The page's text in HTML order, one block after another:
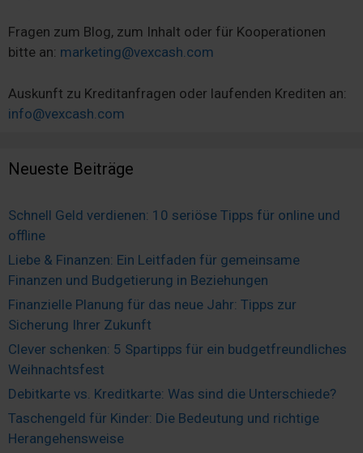
Fragen zum Blog, zum Inhalt oder für Kooperationen
bitte an: marketing@vexcash.com
Auskunft zu Kreditanfragen oder laufenden Krediten an:
info@vexcash.com
Neueste Beiträge
Schnell Geld verdienen: 10 seriöse Tipps für online und
offline
Liebe & Finanzen: Ein Leitfaden für gemeinsame
Finanzen und Budgetierung in Beziehungen
Finanzielle Planung für das neue Jahr: Tipps zur
Sicherung Ihrer Zukunft
Clever schenken: 5 Spartipps für ein budgetfreundliches
Weihnachtsfest
Debitkarte vs. Kreditkarte: Was sind die Unterschiede?
Taschengeld für Kinder: Die Bedeutung und richtige
Herangehensweise